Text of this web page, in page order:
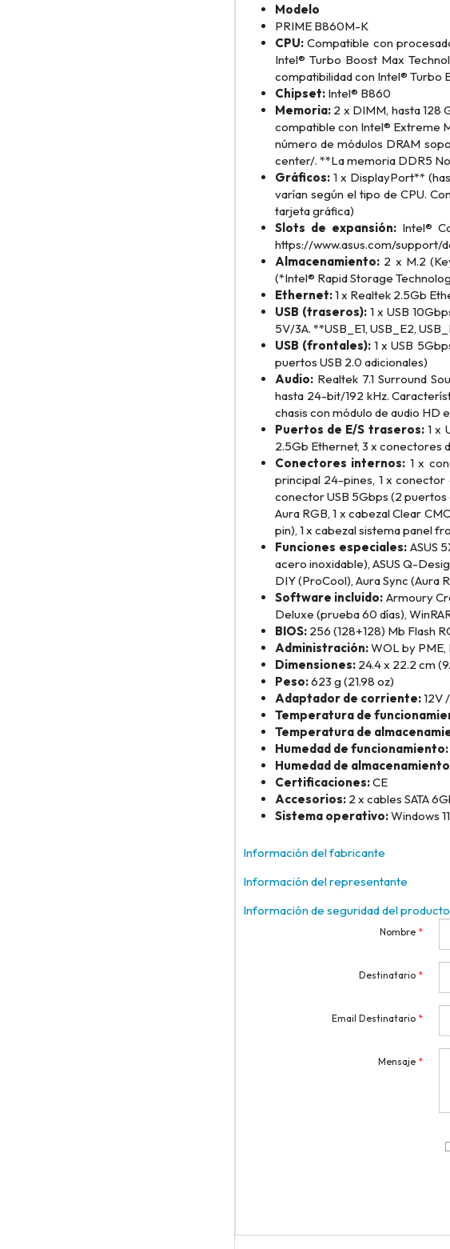
Modelo
PRIME B860M-K
CPU:Compatible con
Intel® Turbo Boost Max
compatibilidad con Intel® Turbo
Chipset:Intel® B860
Memoria:2 x DIMM, hasta 128
compatible con Intel® Extreme
número de módulos DRAM
center/. **La memoria DDR5
Gráficos:1 x DisplayPort**
varían según el tipo de CPU.
tarjeta gráfica)
Slots de expansión:Intel®
https://www.asus.com/support/
Almacenamiento:2 x M.2
(*Intel® Rapid Storage
Ethernet:1 x Realtek 2.5Gb
USB (traseros):1 x USB
5V/3A. **USB_E1, USB_E2,
USB (frontales):1 x USB
puertos USB 2.0 adicionales)
Audio:Realtek 7.1 Surround
hasta 24-bit/192 kHz.
chasis con módulo de audio HD
Puertos de E/S traseros:1 x
2.5Gb Ethernet, 3 x conectores
Conectores internos: 1 x
principal 24-pines, 1 x conector
conector USB 5Gbps (2 puertos
Aura RGB, 1 x cabezal Clear
pin), 1 x cabezal sistema panel
Funciones especiales:ASUS
acero inoxidable), ASUS Q-
DIY (ProCool), Aura Sync (Aura
Software incluido: Armoury
Deluxe (prueba 60 días),
BIOS:256 (128+128) Mb Flash
Administración:WOL by PME,
Dimensiones:24.4 x 22.2 cm
Peso:623 g (21.98 oz)
Adaptador de corriente:12V
Temperatura de
Temperatura de
Humedad de funcionamiento:
Humedad de
Certificaciones:CE
Accesorios:2 x cables SATA
Sistema operativo:Windows
Información del fabricante
Información del representante
Información de seguridad del producto
Nombre *
Destinatario *
Email Destinatario *
Mensaje *